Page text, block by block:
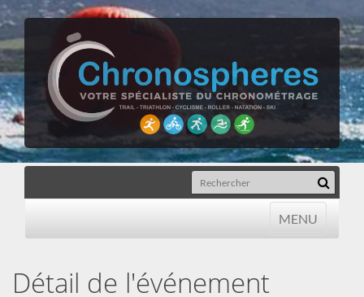
MENU
MENU
Détail de l'événement